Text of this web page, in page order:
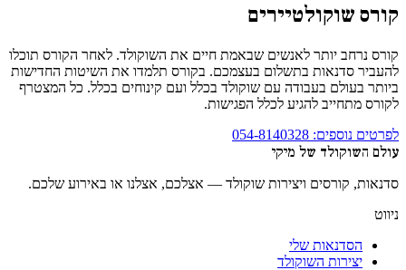
קורס שוקולטיירים
קורס נרחב יותר לאנשים שבאמת חיים את השוקולד. לאחר הקורס תוכלו
להעביר סדנאות בתשלום בעצמכם. בקורס תלמדו את השיטות החדישות
ביותר בעולם בעבודה עם שוקולד בכלל ועם קינוחים בכלל. כל המצטרף
לקורס מתחייב להגיע לכלל הפגישות.
לפרטים נוספים: 054-8140328
עולם השוקולד של מיקי
סדנאות, קורסים ויצירות שוקולד — אצלכם, אצלנו או באירוע שלכם.
ניווט
הסדנאות שלי
יצירות השוקולד